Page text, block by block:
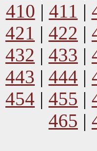
410 | 411 |
421 | 422 |
432 | 433 |
443 | 444 |
454 | 455 |
465 |